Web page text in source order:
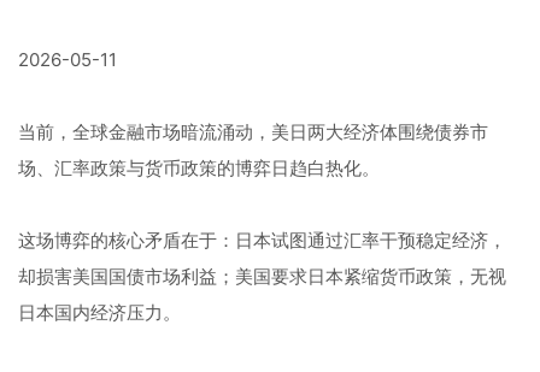
2026-05-11
当前，全球金融市场暗流涌动，美日两大经济体围绕债券市
场、汇率政策与货币政策的博弈日趋白热化。
这场博弈的核心矛盾在于：日本试图通过汇率干预稳定经济，
却损害美国国债市场利益；美国要求日本紧缩货币政策，无视
日本国内经济压力。